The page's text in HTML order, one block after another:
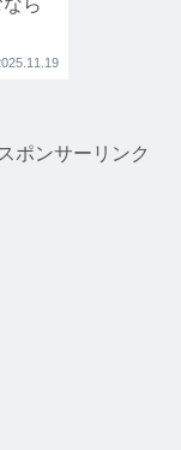
スポンサーリンク